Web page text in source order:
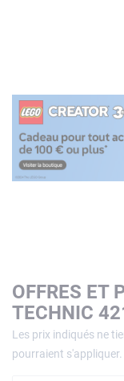
OFFRES ET
TECHNIC
Les prix indiqués ne
pourraient s'appliquer.